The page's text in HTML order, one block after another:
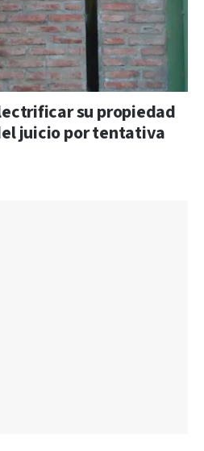
su propiedad
juicio por tentativa